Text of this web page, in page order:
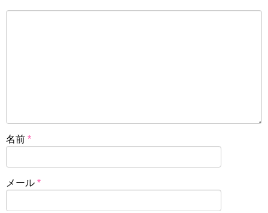
名前 *
メール *